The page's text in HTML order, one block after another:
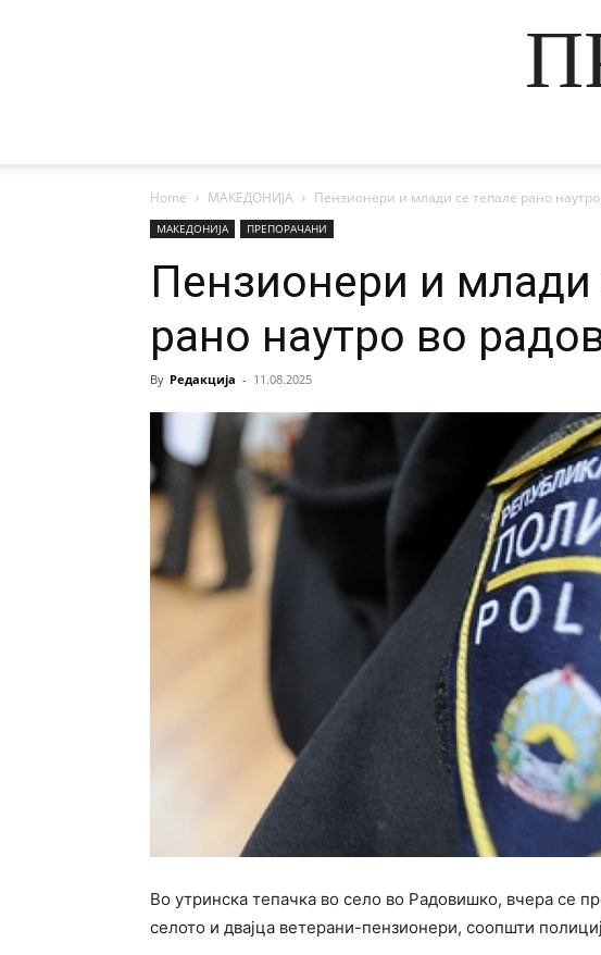
Home МАКЕДОНИЈА Пензионери и млади се тепале рано
МАКЕДОНИЈА ПРЕПОРАЧАНИ
Пензионери и млади
рано наутро во
By Редакција - 11.08.2025
Во утринска тепачка во село во Радовишко, вчера се
селото и двајца ветерани-пензионери, соопшти